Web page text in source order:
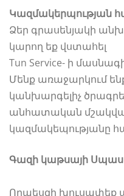
Կազմակերպության
Ձեր գրասենյակի
կարող եք վստահել
Tun Service- ի
Մենք առաջարկում
կանխարգելիչ
անհատական
Գազի կաթսայի
Որպեսզի խուսափեք